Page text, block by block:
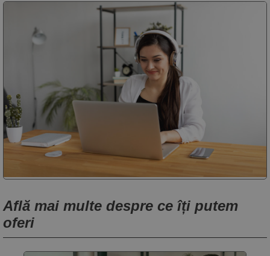
Află mai multe despre ce îți putem
oferi